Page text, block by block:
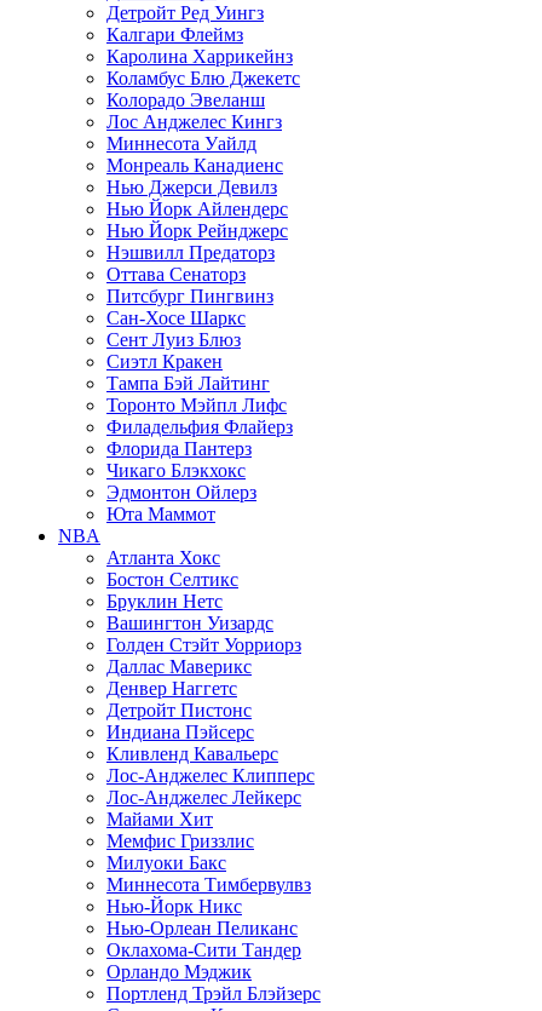
Детройт Ред Уингз
Калгари Флеймз
Каролина Харрикейнз
Коламбус Блю Джекетс
Колорадо Эвеланш
Лос Анджелес Кингз
Миннесота Уайлд
Монреаль Канадиенс
Нью Джерси Девилз
Нью Йорк Айлендерс
Нью Йорк Рейнджерс
Нэшвилл Предаторз
Оттава Сенаторз
Питсбург Пингвинз
Сан-Хосе Шаркс
Сент Луиз Блюз
Сиэтл Кракен
Тампа Бэй Лайтинг
Торонто Мэйпл Лифс
Филадельфия Флайерз
Флорида Пантерз
Чикаго Блэкхокс
Эдмонтон Ойлерз
Юта Маммот
NBA
Атланта Хокс
Бостон Селтикс
Бруклин Нетс
Вашингтон Уизардс
Голден Стэйт Уорриорз
Даллас Маверикс
Денвер Наггетс
Детройт Пистонс
Индиана Пэйсерс
Кливленд Кавальерс
Лос-Анджелес Клипперс
Лос-Анджелес Лейкерс
Майами Хит
Мемфис Гриззлис
Милуоки Бакс
Миннесота Тимбервулвз
Нью-Йорк Никс
Нью-Орлеан Пеликанс
Оклахома-Сити Тандер
Орландо Мэджик
Портленд Трэйл Блэйзерс